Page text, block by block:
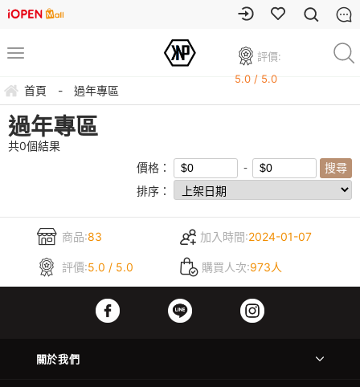
評價:
5.0 / 5.0
首頁 - 過年專區
過年專區
共0個結果
價格：
排序：
商品:83 加入時間:2024-01-07
評價:5.0 / 5.0 購買人次:973人
關於我們